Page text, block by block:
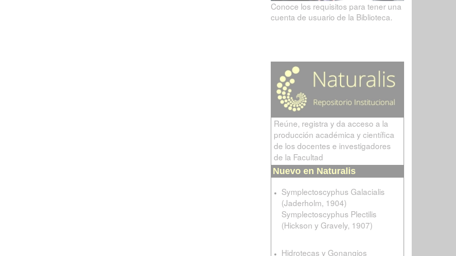
Conoce los requisitos para tener una
cuenta de usuario de la Biblioteca.
Reúne, registra y da acceso a la
producción académica y científica
de los docentes e investigadores
de la Facultad
Nuevo en Naturalis
Symplectoscyphus Galacialis
(Jaderholm, 1904)
Symplectoscyphus Plectilis
(Hickson y Gravely, 1907)
Hidrotecas y Gonangios